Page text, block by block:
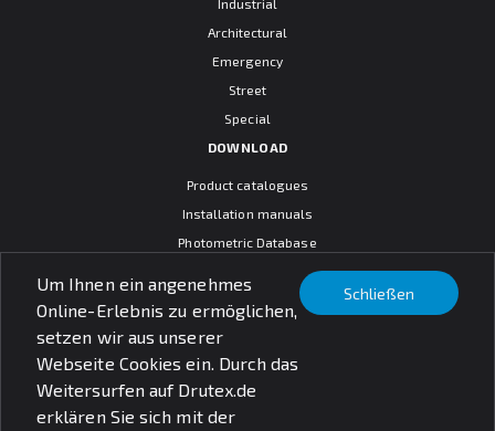
Um Ihnen ein angenehmes
Online-Erlebnis zu ermöglichen,
setzen wir aus unserer
Webseite Cookies ein. Durch das
Weitersurfen auf Drutex.de
erklären Sie sich mit der
Schließen
Architectural
Emergency
Street
Special
DOWNLOAD
Product catalogues
Installation manuals
Photometric Database
SOCIAL MEDIA